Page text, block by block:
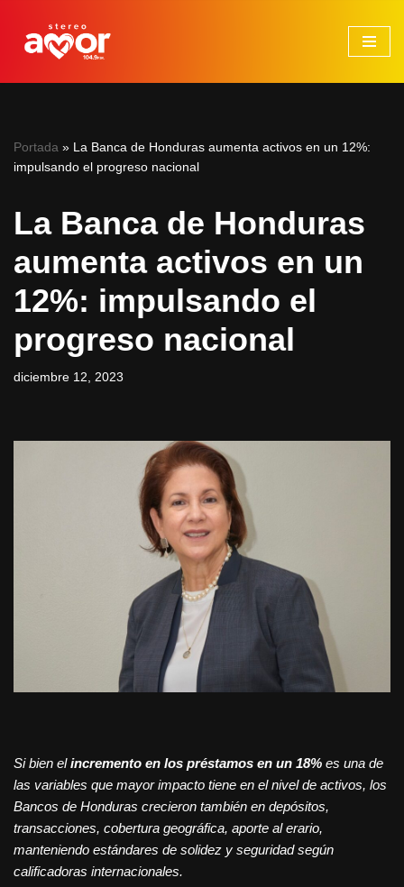
Saltar
Portada » La Banca de Honduras aumenta activos en un 12%:
impulsando el progreso nacional
La Banca de Honduras
aumenta activos en un
12%: impulsando el
progreso nacional
diciembre 12, 2023
Si bien elincremento en los préstamos en un 18% es una de
las variables que mayor impacto tiene en el nivel de activos, los
Bancos de Honduras crecieron también en depósitos,
transacciones, cobertura geográfica, aporte al erario,
manteniendo estándares de solidez y seguridad según
calificadoras internacionales.